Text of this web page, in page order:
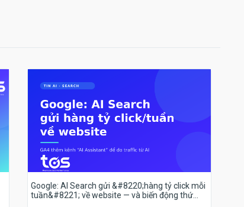
Google: AI Search gửi &#8220;hàng tỷ click mỗi
tuần&#8221; về website — và biến động thứ